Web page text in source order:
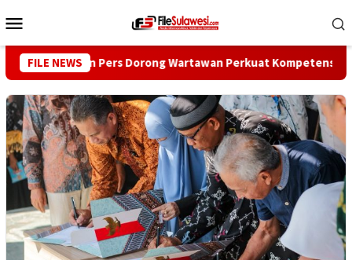
ke
Mobile
FILE NEWS
Dewan Pers Dorong Wartawan Perkuat Kompetensi dan